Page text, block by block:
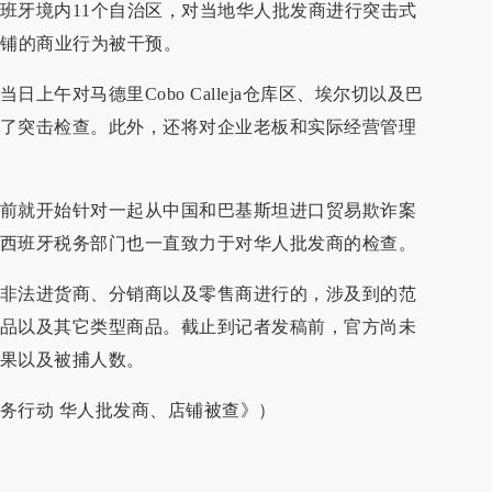
牙境内11个自治区，对当地华人批发商进行突击式
的商业行为被干预。
日上午对马德里Cobo Calleja仓库区、埃尔切以及巴
突击检查。此外，还将对企业老板和实际经营管理
就开始针对一起从中国和巴基斯坦进口贸易欺诈案
班牙税务部门也一直致力于对华人批发商的检查。
法进货商、分销商以及零售商进行的，涉及到的范
以及其它类型商品。截止到记者发稿前，官方尚未
以及被捕人数。
行动 华人批发商、店铺被查》）